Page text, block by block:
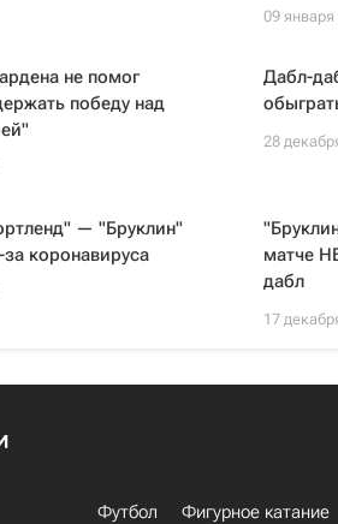
09 января
не помог
победу над
Дабл-
28
— "Бруклин"
коронавируса
матче
дабл
17
Футбол Фигурное катание